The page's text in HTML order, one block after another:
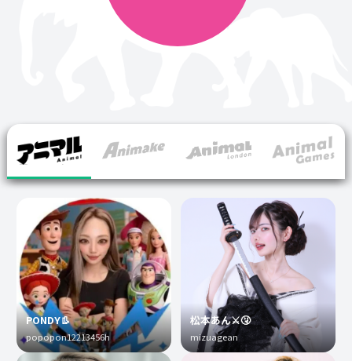
PONDY👢
popopon12213456h
松本あん⚔️🤧
mizuagean